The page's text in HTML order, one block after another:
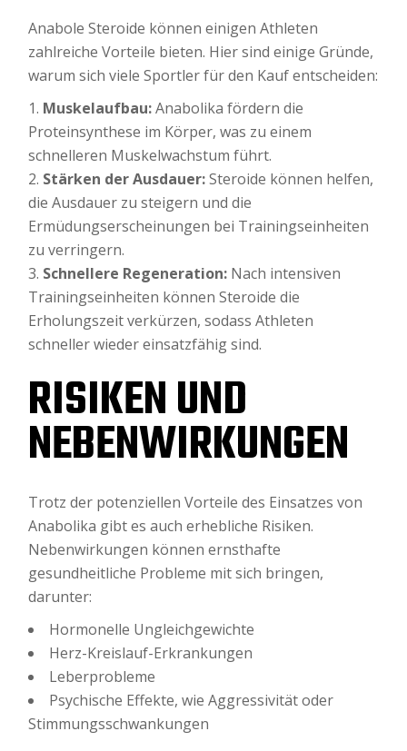
Anabole Steroide können einigen Athleten
zahlreiche Vorteile bieten. Hier sind einige Gründe,
warum sich viele Sportler für den Kauf entscheiden:
Muskelaufbau:Anabolika fördern die
Proteinsynthese im Körper, was zu einem
schnelleren Muskelwachstum führt.
Stärken der Ausdauer:Steroide können helfen,
die Ausdauer zu steigern und die
Ermüdungserscheinungen bei Trainingseinheiten
zu verringern.
Schnellere Regeneration: Nach intensiven
Trainingseinheiten können Steroide die
Erholungszeit verkürzen, sodass Athleten
schneller wieder einsatzfähig sind.
RISIKEN UND
NEBENWIRKUNGEN
Trotz der potenziellen Vorteile des Einsatzes von
Anabolika gibt es auch erhebliche Risiken.
Nebenwirkungen können ernsthafte
gesundheitliche Probleme mit sich bringen,
darunter:
Hormonelle Ungleichgewichte
Herz-Kreislauf-Erkrankungen
Leberprobleme
Psychische Effekte, wie Aggressivität oder
Stimmungsschwankungen